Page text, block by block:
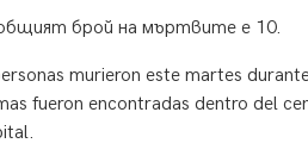
брой на мъртвите е 10.
murieron este martes
fueron encontradas dentro del